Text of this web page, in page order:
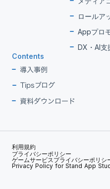
ロールア
Appプロ
DX・AI支
Contents
導入事例
Tipsブログ
資料ダウンロード
利用規約
プライバシーポリシー
ゲームサービスプライバシーポリシ
Privacy Policy for Stand App